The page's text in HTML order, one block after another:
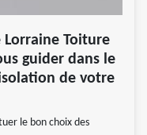
Lorraine Toiture
guider dans le
de votre
le bon choix des